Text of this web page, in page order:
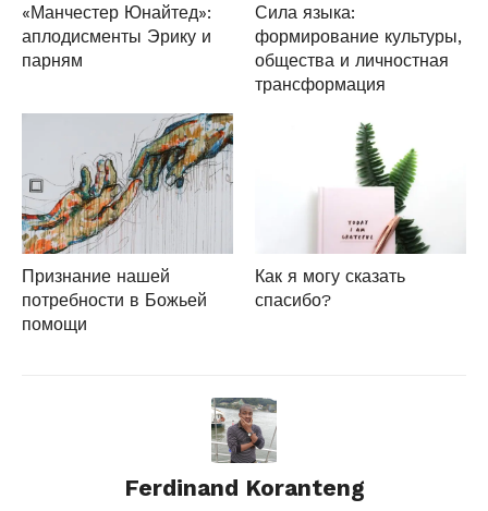
«Манчестер Юнайтед»:
аплодисменты Эрику и
парням
Сила языка:
формирование культуры,
общества и личностная
трансформация
Признание нашей
потребности в Божьей
помощи
Как я могу сказать
спасибо?
Ferdinand Koranteng